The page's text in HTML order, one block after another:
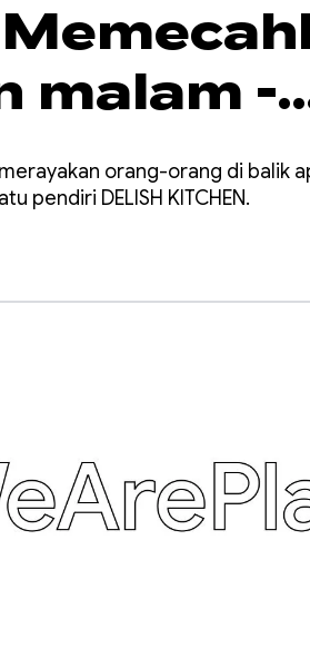
malam -
orang-orang di balik
pendiri DELISH KITCHEN.